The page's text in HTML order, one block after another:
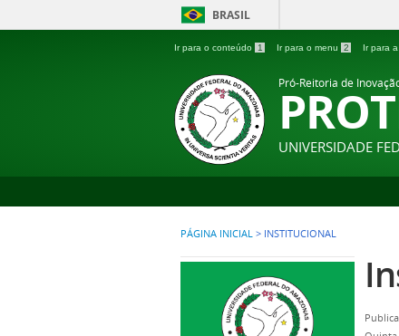
BRASIL
Ir para o conteúdo 1 Ir para o menu 2 Ir para
Pró-Reitoria de
UNIVERSIDADE
PÁGINA INICIAL > INSTITUCIONAL